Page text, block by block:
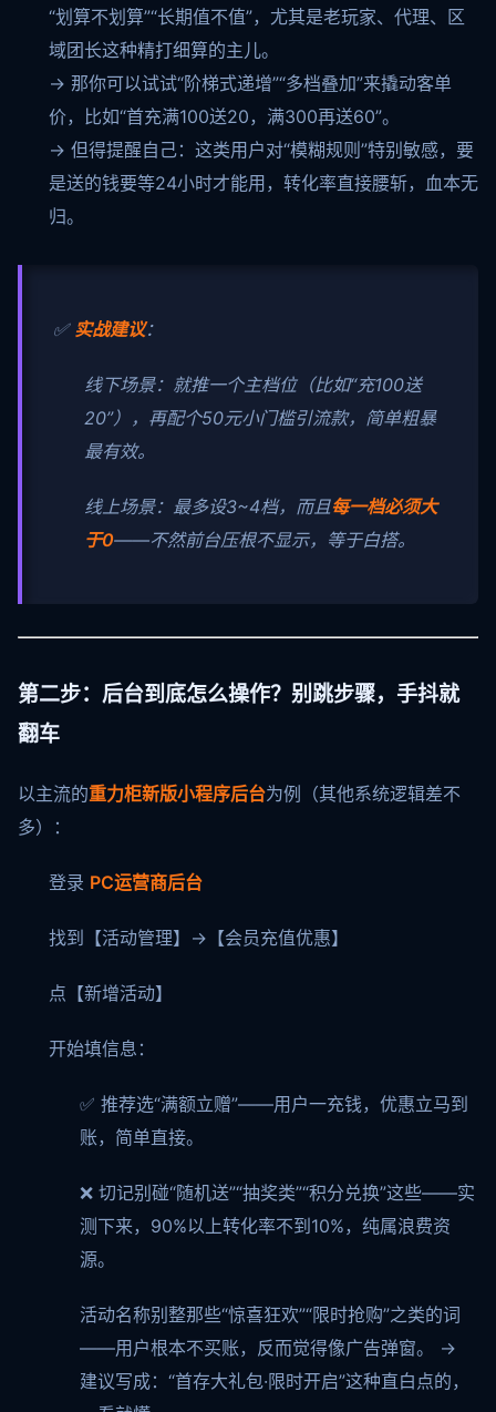
“划算不划算”“长期值不值”，尤其是老玩家、代理、区
域团长这种精打细算的主儿。
→ 那你可以试试“阶梯式递增”“多档叠加”来撬动客单
价，比如“首充满100送20，满300再送60”。
→ 但得提醒自己：这类用户对“模糊规则”特别敏感，要
是送的钱要等24小时才能用，转化率直接腰斩，血本无
归。
✅ 实战建议：
线下场景：就推一个主档位（比如“充100送
20”），再配个50元小门槛引流款，简单粗暴
最有效。
线上场景：最多设3~4档，而且每一档必须大
于0——不然前台压根不显示，等于白搭。
第二步：后台到底怎么操作？别跳步骤，手抖就
翻车
以主流的重力柜新版小程序后台为例（其他系统逻辑差不
多）：
登录 PC运营商后台
找到【活动管理】→【会员充值优惠】
点【新增活动】
开始填信息：
✅ 推荐选“满额立赠”——用户一充钱，优惠立马到
账，简单直接。
❌ 切记别碰“随机送”“抽奖类”“积分兑换”这些——实
测下来，90%以上转化率不到10%，纯属浪费资
源。
活动名称别整那些“惊喜狂欢”“限时抢购”之类的词
——用户根本不买账，反而觉得像广告弹窗。 →
建议写成：“首存大礼包·限时开启”这种直白点的，